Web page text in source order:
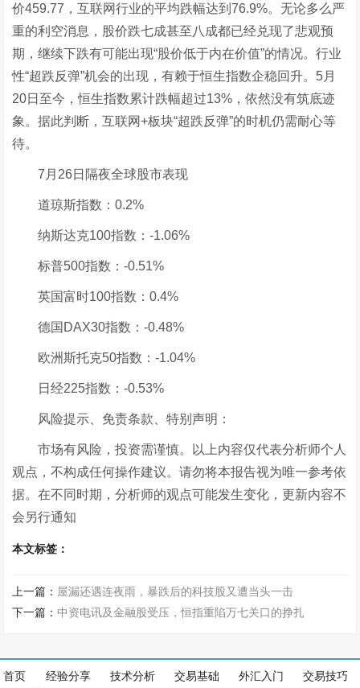
价459.77，互联网行业的平均跌幅达到76.9%。无论多么严
重的利空消息，股价跌七成甚至八成都已经兑现了悲观预
期，继续下跌有可能出现“股价低于内在价值”的情况。行业
性“超跌反弹”机会的出现，有赖于恒生指数企稳回升。5月
20日至今，恒生指数累计跌幅超过13%，依然没有筑底迹
象。据此判断，互联网+板块“超跌反弹”的时机仍需耐心等
待。
7月26日隔夜全球股市表现
道琼斯指数：0.2%
纳斯达克100指数：-1.06%
标普500指数：-0.51%
英国富时100指数：0.4%
德国DAX30指数：-0.48%
欧洲斯托克50指数：-1.04%
日经225指数：-0.53%
风险提示、免责条款、特别声明：
市场有风险，投资需谨慎。以上内容仅代表分析师个人
观点，不构成任何操作建议。请勿将本报告视为唯一参考依
据。在不同时期，分析师的观点可能发生变化，更新内容不
会另行通知
本文标签：
上一篇： 屋漏还遇连夜雨，暴跌后的科技股又遭当头一击
下一篇：中资电讯及金融股受压，恒指重陷万七关口的挣扎
首页 经验分享 技术分析 交易基础 外汇入门
交易技巧